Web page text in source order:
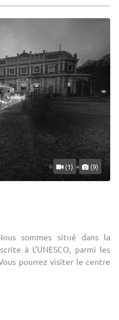
(1) (9)
sommes situé dans la
à L'UNESCO, parmi les
pourrez visiter le centre